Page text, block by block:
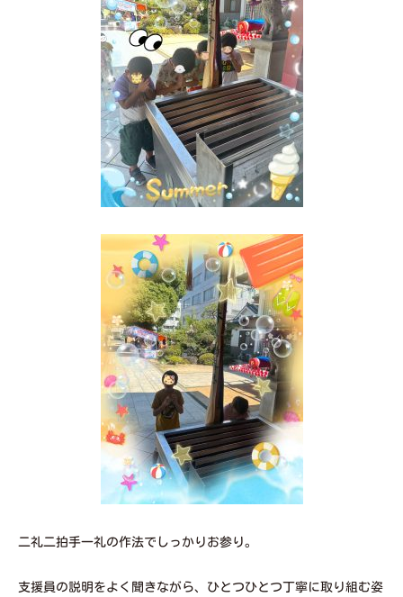
二礼二拍手一礼の作法でしっかりお参り。
支援員の説明をよく聞きながら、ひとつひとつ丁寧に取り組む姿